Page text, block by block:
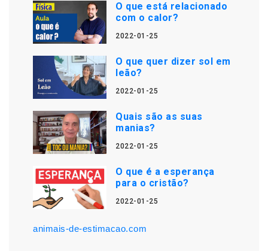
O que está relacionado
com o calor?
2022-01-25
O que quer dizer sol em
leão?
2022-01-25
Quais são as suas
manias?
2022-01-25
O que é a esperança
para o cristão?
2022-01-25
animais-de-estimacao.com